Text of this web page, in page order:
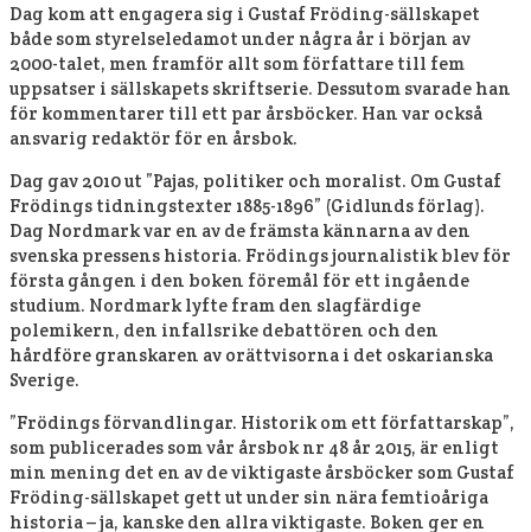
Dag kom att engagera sig i Gustaf Fröding-sällskapet
både som styrelseledamot under några år i början av
2000-talet, men framför allt som författare till fem
uppsatser i sällskapets skriftserie. Dessutom svarade han
för kommentarer till ett par årsböcker. Han var också
ansvarig redaktör för en årsbok.
Dag gav 2010 ut ”Pajas, politiker och moralist. Om Gustaf
Frödings tidningstexter 1885-1896” (Gidlunds förlag).
Dag Nordmark var en av de främsta kännarna av den
svenska pressens historia. Frödings journalistik blev för
första gången i den boken föremål för ett ingående
studium. Nordmark lyfte fram den slagfärdige
polemikern, den infallsrike debattören och den
hårdföre granskaren av orättvisorna i det oskarianska
Sverige.
”Frödings förvandlingar. Historik om ett författarskap”,
som publicerades som vår årsbok nr 48 år 2015, är enligt
min mening det en av de viktigaste årsböcker som Gustaf
Fröding-sällskapet gett ut under sin nära femtioåriga
historia – ja, kanske den allra viktigaste. Boken ger en